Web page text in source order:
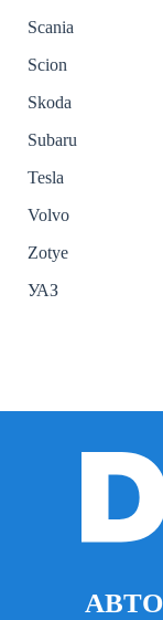
Scania
Scion
Skoda
Subaru
Tesla
Volvo
Zotye
УАЗ